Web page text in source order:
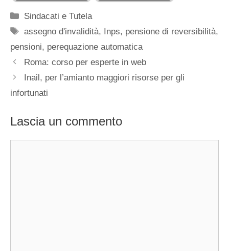
Categorie
Sindacati e Tutela
Tag
assegno d'invalidità, Inps, pensione di reversibilità,
pensioni, perequazione automatica
Roma: corso per esperte in web
Inail, per l’amianto maggiori risorse per gli
infortunati
Lascia un commento